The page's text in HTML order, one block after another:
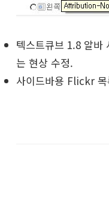
텍스트큐브 1.8 알바
는 현상 수정.
사이드바용 Flickr